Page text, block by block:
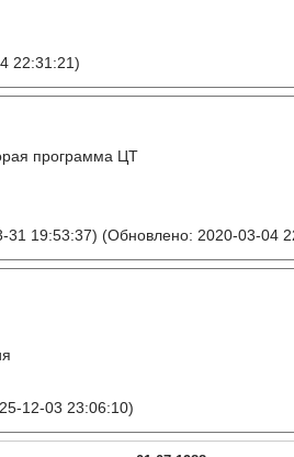
22:31:21)
программа ЦТ
31 19:53:37) (Обновлено: 2020-03-04
12-03 23:06:10)